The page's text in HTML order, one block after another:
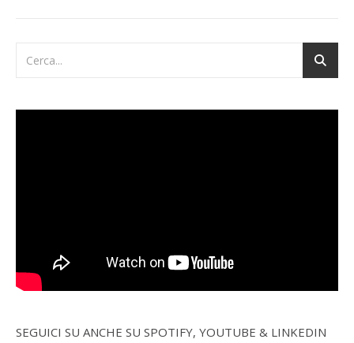
SEGUICI SU ANCHE SU SPOTIFY, YOUTUBE & LINKEDIN